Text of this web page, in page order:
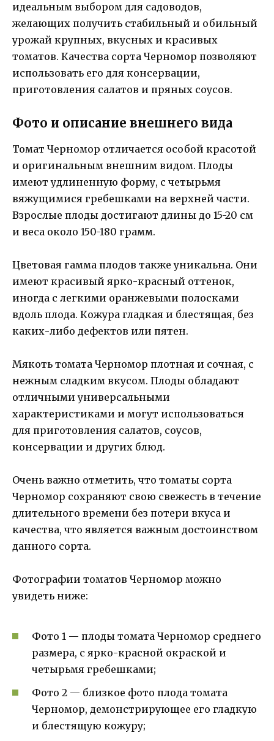
идеальным выбором для садоводов,
желающих получить стабильный и обильный
урожай крупных, вкусных и красивых
томатов. Качества сорта Черномор позволяют
использовать его для консервации,
приготовления салатов и пряных соусов.
Фото и описание внешнего вида
Томат Черномор отличается особой красотой
и оригинальным внешним видом. Плоды
имеют удлиненную форму, с четырьмя
вяжущимися гребешками на верхней части.
Взрослые плоды достигают длины до 15-20 см
и веса около 150-180 грамм.
Цветовая гамма плодов также уникальна. Они
имеют красивый ярко-красный оттенок,
иногда с легкими оранжевыми полосками
вдоль плода. Кожура гладкая и блестящая, без
каких-либо дефектов или пятен.
Мякоть томата Черномор плотная и сочная, с
нежным сладким вкусом. Плоды обладают
отличными универсальными
характеристиками и могут использоваться
для приготовления салатов, соусов,
консервации и других блюд.
Очень важно отметить, что томаты сорта
Черномор сохраняют свою свежесть в течение
длительного времени без потери вкуса и
качества, что является важным достоинством
данного сорта.
Фотографии томатов Черномор можно
увидеть ниже:
Фото 1 — плоды томата Черномор среднего
размера, с ярко-красной окраской и
четырьмя гребешками;
Фото 2 — близкое фото плода томата
Черномор, демонстрирующее его гладкую
и блестящую кожуру;